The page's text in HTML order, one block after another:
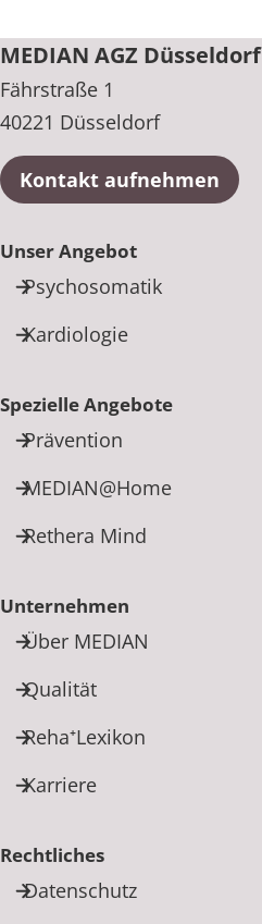
MEDIAN AGZ Düsseldorf
Fährstraße 1
40221 Düsseldorf
Kontakt aufnehmen
Unser Angebot
Psychosomatik
Kardiologie
Spezielle Angebote
Prävention
MEDIAN@Home
Rethera Mind
Unternehmen
Über MEDIAN
Qualität
Reha⁺Lexikon
Karriere
Rechtliches
Datenschutz